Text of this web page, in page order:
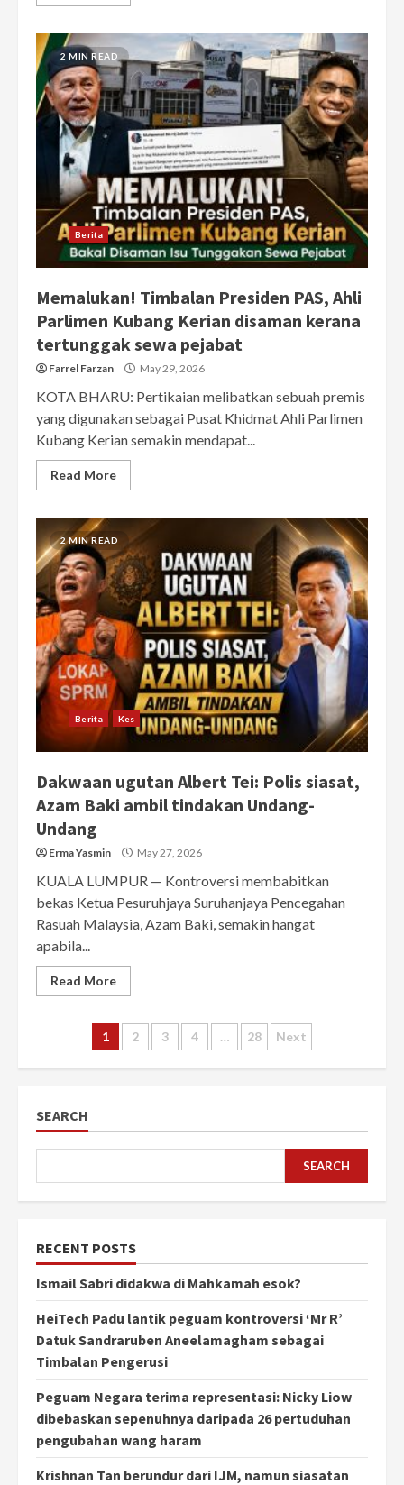
2 MIN READ
Berita
Memalukan! Timbalan Presiden PAS, Ahli
Parlimen Kubang Kerian disaman kerana
tertunggak sewa pejabat
Farrel Farzan May 29, 2026
KOTA BHARU: Pertikaian melibatkan sebuah premis
yang digunakan sebagai Pusat Khidmat Ahli Parlimen
Kubang Kerian semakin mendapat...
Read More
2 MIN READ
Berita Kes
Dakwaan ugutan Albert Tei: Polis siasat,
Azam Baki ambil tindakan Undang-
Undang
Erma Yasmin May 27, 2026
KUALA LUMPUR — Kontroversi membabitkan
bekas Ketua Pesuruhjaya Suruhanjaya Pencegahan
Rasuah Malaysia, Azam Baki, semakin hangat
apabila...
Read More
Posts
pagination
1 2 3 4 … 28 Next
SEARCH
SEARCH
RECENT POSTS
Ismail Sabri didakwa di Mahkamah esok?
HeiTech Padu lantik peguam kontroversi ‘Mr R’
Datuk Sandraruben Aneelamagham sebagai
Timbalan Pengerusi
Peguam Negara terima representasi: Nicky Liow
dibebaskan sepenuhnya daripada 26 pertuduhan
pengubahan wang haram
Krishnan Tan berundur dari IJM, namun siasatan